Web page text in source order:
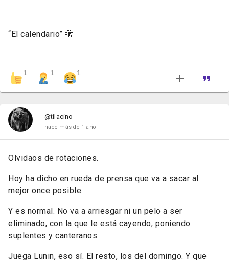
“El calendario” 🫣
1 1 1
@tilacino
hace más de 1 año
Olvidaos de rotaciones.
Hoy ha dicho en rueda de prensa que va a sacar al
mejor once posible.
Y es normal. No va a arriesgar ni un pelo a ser
eliminado, con la que le está cayendo, poniendo
suplentes y canteranos.
Juega Lunin, eso sí. El resto, los del domingo. Y que